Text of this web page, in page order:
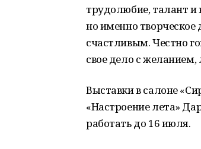
трудолюбие, талант и
но именно творческое
счастливым. Честно
свое дело с
Выставки в салоне
«Настроение лета»
работать до 16 июля.